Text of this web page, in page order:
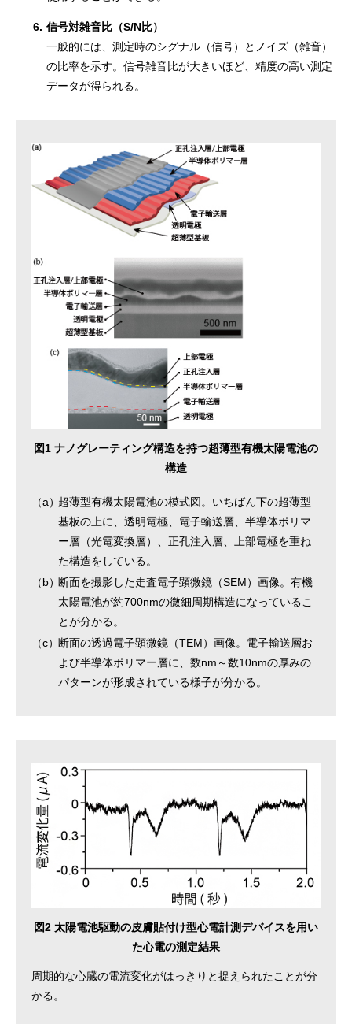
6. 信号対雑音比（S/N比）
一般的には、測定時のシグナル（信号）とノイズ（雑音）
の比率を示す。信号雑音比が大きいほど、精度の高い測定
データが得られる。
図1 ナノグレーティング構造を持つ超薄型有機太陽電池の
構造
（a）超薄型有機太陽電池の模式図。いちばん下の超薄型
基板の上に、透明電極、電子輸送層、半導体ポリマ
ー層（光電変換層）、正孔注入層、上部電極を重ね
た構造をしている。
（b）断面を撮影した走査電子顕微鏡（SEM）画像。有機
太陽電池が約700nmの微細周期構造になっているこ
とが分かる。
（c） 断面の透過電子顕微鏡（TEM）画像。電子輸送層お
よび半導体ポリマー層に、数nm～数10nmの厚みの
パターンが形成されている様子が分かる。
図2 太陽電池駆動の皮膚貼付け型心電計測デバイスを用い
た心電の測定結果
周期的な心臓の電流変化がはっきりと捉えられたことが分
かる。